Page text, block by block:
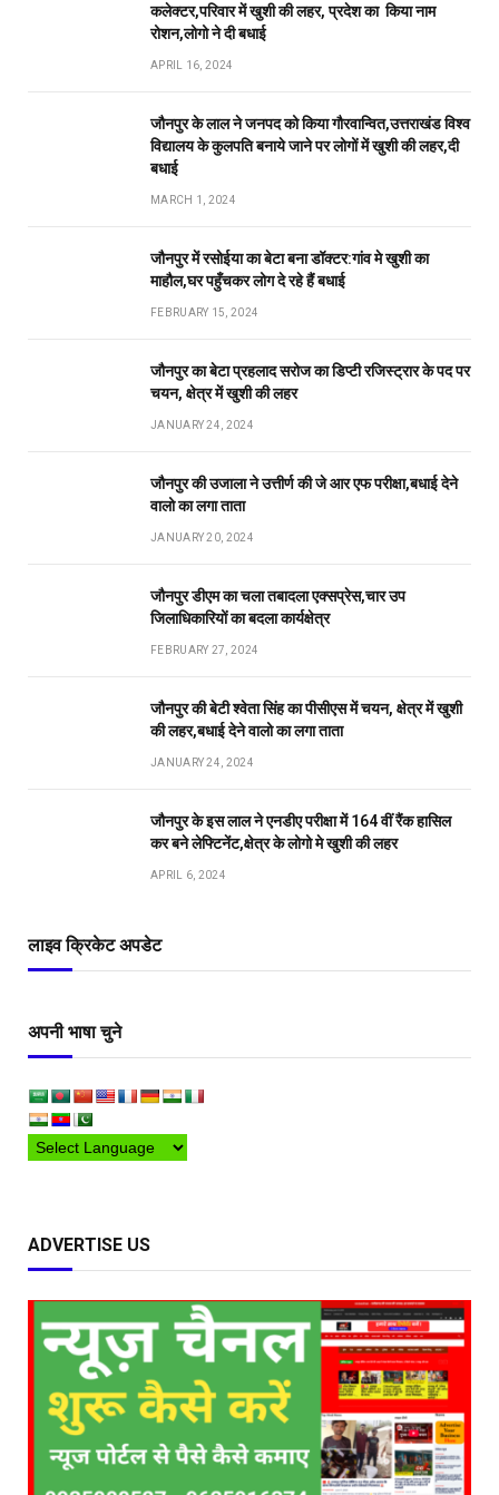
कलेक्टर,परिवार में खुशी की लहर, प्रदेश का किया नाम
रोशन,लोगो ने दी बधाई
APRIL 16, 2024
जौनपुर के लाल ने जनपद को किया गौरवान्वित,उत्तराखंड विश्व
विद्यालय के कुलपति बनाये जाने पर लोगों में खुशी की लहर,दी
बधाई
MARCH 1, 2024
जौनपुर में रसोईया का बेटा बना डॉक्टर:गांव मे खुशी का
माहौल,घर पहुँचकर लोग दे रहे हैं बधाई
FEBRUARY 15, 2024
जौनपुर का बेटा प्रहलाद सरोज का डिप्टी रजिस्ट्रार के पद पर
चयन, क्षेत्र में खुशी की लहर
JANUARY 24, 2024
जौनपुर की उजाला ने उत्तीर्ण की जे आर एफ परीक्षा,बधाई देने
वालो का लगा ताता
JANUARY 20, 2024
जौनपुर डीएम का चला तबादला एक्सप्रेस,चार उप
जिलाधिकारियों का बदला कार्यक्षेत्र
FEBRUARY 27, 2024
जौनपुर की बेटी श्वेता सिंह का पीसीएस में चयन, क्षेत्र में खुशी
की लहर,बधाई देने वालो का लगा ताता
JANUARY 24, 2024
जौनपुर के इस लाल ने एनडीए परीक्षा में 164 वीं रैंक हासिल
कर बने लेफ्टिनेंट,क्षेत्र के लोगो मे खुशी की लहर
APRIL 6, 2024
लाइव क्रिकेट अपडेट
अपनी भाषा चुने
ADVERTISE US